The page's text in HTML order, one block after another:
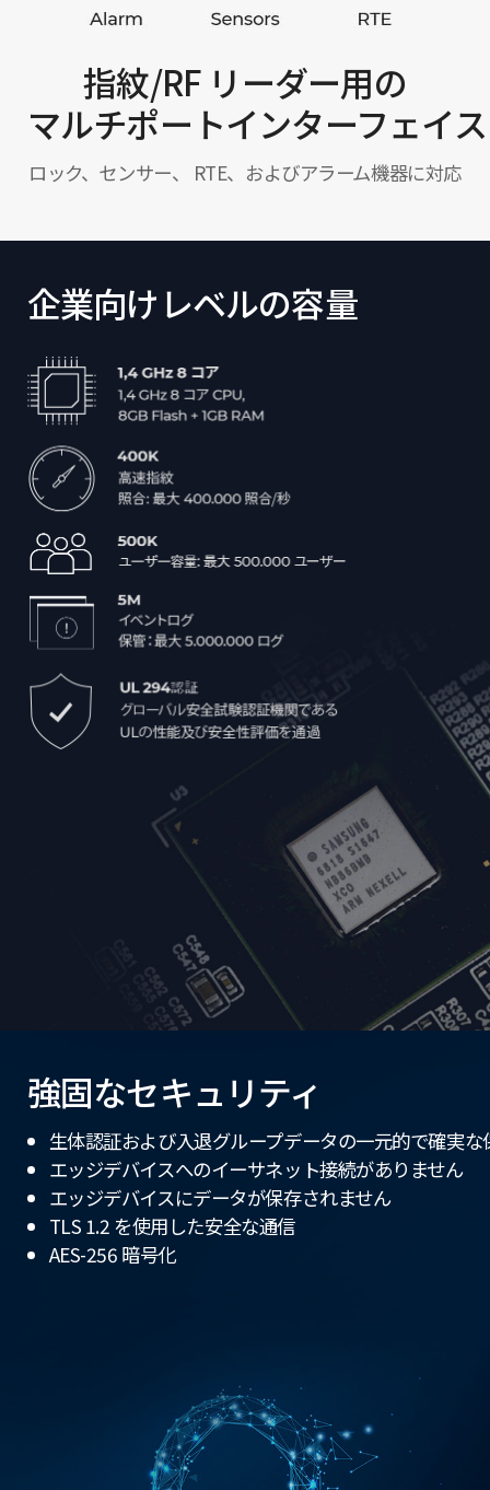
指紋/RF リーダー用の
マルチポートインターフェイス
ロック、センサー、 RTE、およびアラーム機器に対応
企業向けレベルの容量
強固なセキュリティ
生体認証および入退グループデータの一元的で確実な
エッジデバイスへのイーサネット接続がありません
エッジデバイスにデータが保存されません
TLS 1.2 を使用した安全な通信
AES-256 暗号化